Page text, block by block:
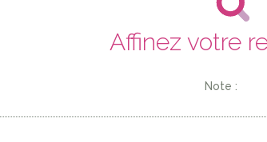
Affinez votre
Note :